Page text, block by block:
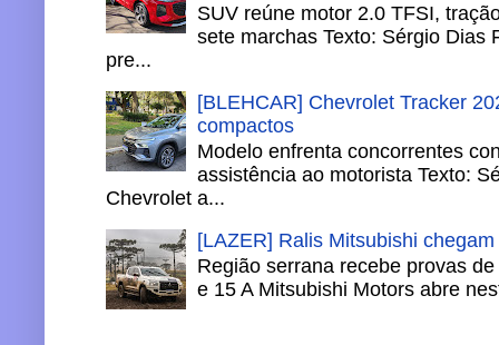
SUV reúne motor 2.0 TFSI,
sete marchas Texto: Sérgio Dias
pre...
[BLEHCAR] Chevrolet Tracker
compactos
Modelo enfrenta concorrentes
assistência ao motorista Texto:
Chevrolet a...
[LAZER] Ralis Mitsubishi
Região serrana recebe provas
e 15 A Mitsubishi Motors abre